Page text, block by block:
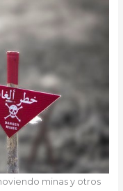
minas y otros